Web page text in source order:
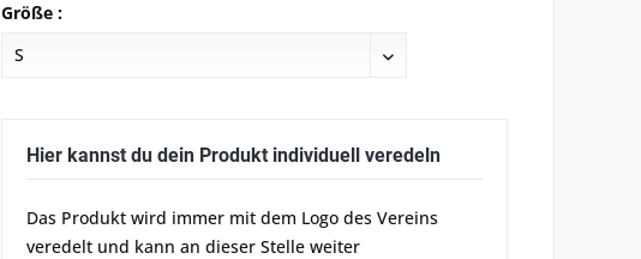
Größe :
Hier kannst du dein Produkt individuell veredeln
Das Produkt wird immer mit dem Logo des Vereins
veredelt und kann an dieser Stelle weiter